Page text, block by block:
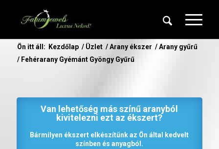
Ön itt áll: Kezdőlap / Üzlet / Arany ékszer / Arany gyűrű
/ Fehérarany Gyémánt Gyöngy Gyűrű
Van lehetőség más színű aranyból
kivitelezni ezt az ékszert?
Bármilyen ékszert elkészítünk az Ön által kedvelt
színben és anyagból.